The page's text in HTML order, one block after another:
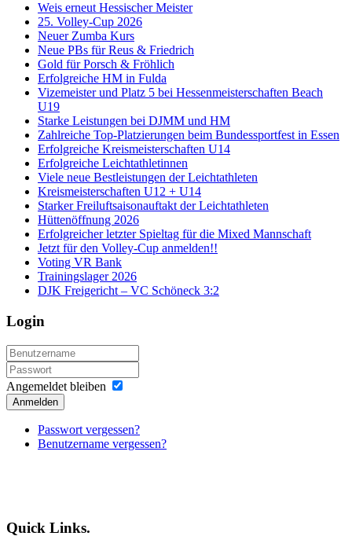
Weis erneut Hessischer Meister
25. Volley-Cup 2026
Neuer Zumba Kurs
Neue PBs für Reus & Friedrich
Gold für Porsch & Fröhlich
Erfolgreiche HM in Fulda
Vizemeister und Platz 5 bei Hessenmeisterschaften Beach
U19
Starke Leistungen bei DJMM und HM
Zahlreiche Top-Platzierungen beim Bundessportfest in Essen
Erfolgreiche Kreismeisterschaften U14
Erfolgreiche Leichtathletinnen
Viele neue Bestleistungen der Leichtathleten
Kreismeisterschaften U12 + U14
Starker Freiluftsaisonauftakt der Leichtathleten
Hüttenöffnung 2026
Erfolgreicher letzter Spieltag für die Mixed Mannschaft
Jetzt für den Volley-Cup anmelden!!
Voting VR Bank
Trainingslager 2026
DJK Freigericht – VC Schöneck 3:2
Login
Angemeldet bleiben
Anmelden
Passwort vergessen?
Benutzername vergessen?
Quick Links.